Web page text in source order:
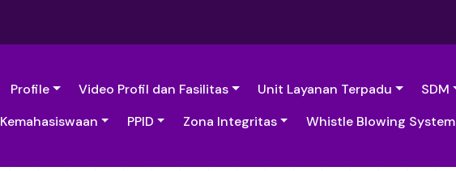
Profile Video Profil dan Fasilitas Unit Layanan Terpadu SDM
Kemahasiswaan
PPID Zona Integritas Whistle Blowing System